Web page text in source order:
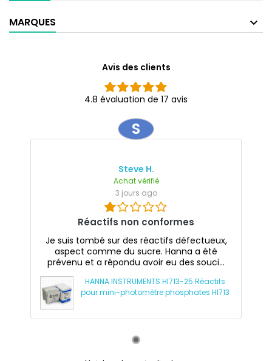
MARQUES
Avis des clients
4.8 évaluation de 17 avis
S
Steve H.
Achat vérifié
3 jours ago
Réactifs non conformes
Je suis tombé sur des réactifs défectueux,
aspect comme du sucre. Hanna a été
prévenu et a répondu avoir eu des souci...
HANNA INSTRUMENTS HI713-25 Réactifs
pour mini-photomètre phosphates HI713